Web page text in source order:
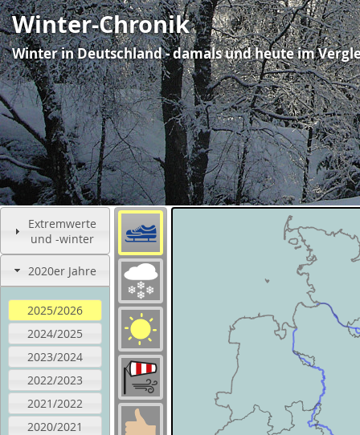
Winter-Chronik
Winter in Deutschland - damals und heute im
Extremwerte
und -winter
2020er Jahre
2025/2026
2024/2025
2023/2024
2022/2023
2021/2022
2020/2021